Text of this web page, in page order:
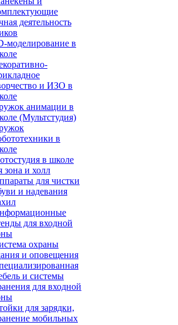
деятельность
моделирование в
и ИЗО в
анимации в
(Мультстудия)
в
в школе
зона и холл
для чистки
и надевания
для входной
охраны
и оповещения
и системы
для входной
для зарядки,
мобильных